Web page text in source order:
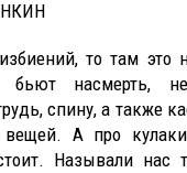
то там это
бьют насмерть,
спину, а также
А про
Называли нас